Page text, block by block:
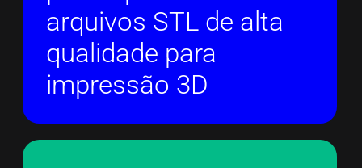
arquivos STL de alta
qualidade para
impressão 3D